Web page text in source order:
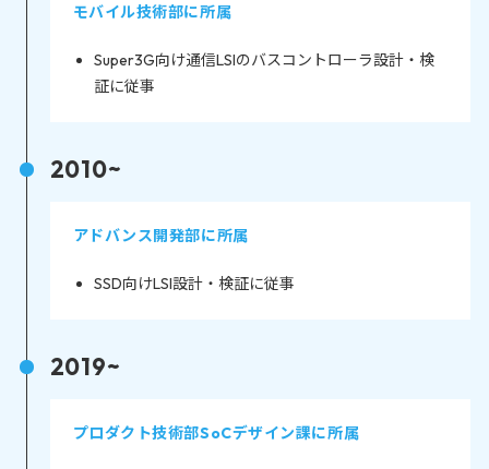
モバイル技術部に所属
Super3G向け通信LSIのバスコントローラ設計・検
証に従事
2010~
アドバンス開発部に所属
SSD向けLSI設計・検証に従事
2019~
プロダクト技術部SoCデザイン課に所属